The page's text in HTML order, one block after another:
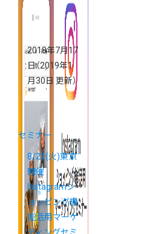
2018年7月17
日（2019年1
月30日 更新）
セミナー
8/21(火)東京
開催
Instagramシ
ョッピング機
能活用マーケ